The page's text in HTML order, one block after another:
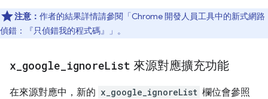
注意： 作者的結果詳情請參閱「Chrome 開發人員工具中的新式網路
偵錯：『只偵錯我的程式碼』」 。
x google ignoreList 來源對應擴充功能
在來源對應中，新的 x_google_ignoreList 欄位會參照